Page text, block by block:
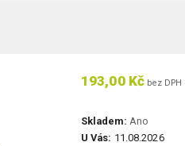
193,00 Kč bez DPH
Skladem: Ano
U Vás: 11.08.2026